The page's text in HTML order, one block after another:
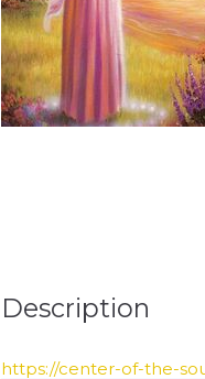
Description
https://center-of-the-